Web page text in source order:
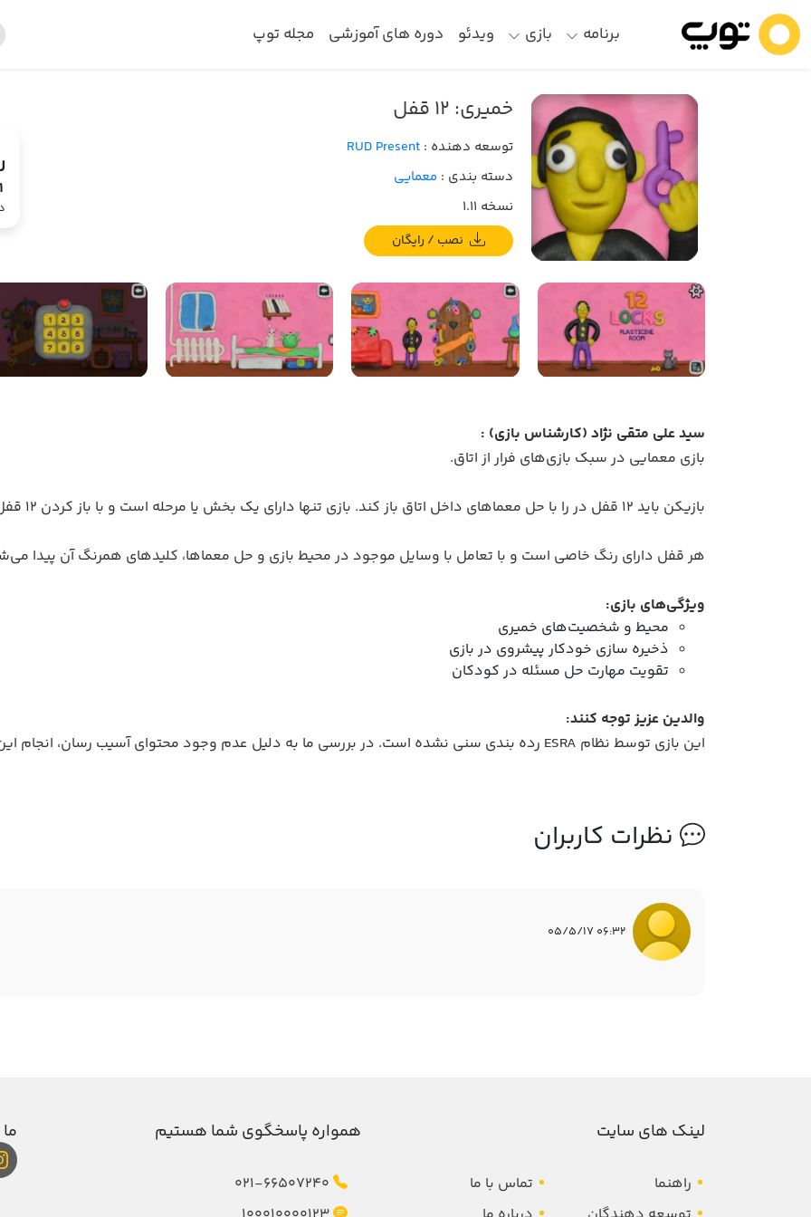
برنامه بازی ویدئو دوره های آموزشی مجله توپ
خمیری: ۱۲ قفل
توسعه دهنده : RUD Present
دسته بندی : معمایی
نسخه 1.11
سید علی متقی نژاد (کارشناس بازی) :
بازی معمایی در سبک بازی‌های فرار از اتاق.
بازیکن باید ۱۲ قفل در را با حل معماهای داخل اتاق باز کند. بازی تنها دارای یک بخش یا مرحله است و با باز کردن ۱۲ قفل به اتمام می‌رسد.
هر قفل دارای رنگ خاصی است و با تعامل با وسایل موجود در محیط بازی و حل معماها، کلیدهای همرنگ آن پیدا
ویژگی‌های بازی:
محیط و شخصیت‌های خمیری
ذخیره سازی خودکار پیشروی در بازی
تقویت مهارت حل مسئله در کودکان
والدین عزیز توجه کنند:
این بازی توسط نظام ESRA رده بندی سنی نشده است. در بررسی ما به دلیل عدم وجود محتوای آسیب رسان، انجام این بازی برای همه سنین مناسب است.
نظرات کاربران
06:32 05/5/17
لینک های سایت
راهنما
تماس با ما
همواره پاسخگوی شما هستیم